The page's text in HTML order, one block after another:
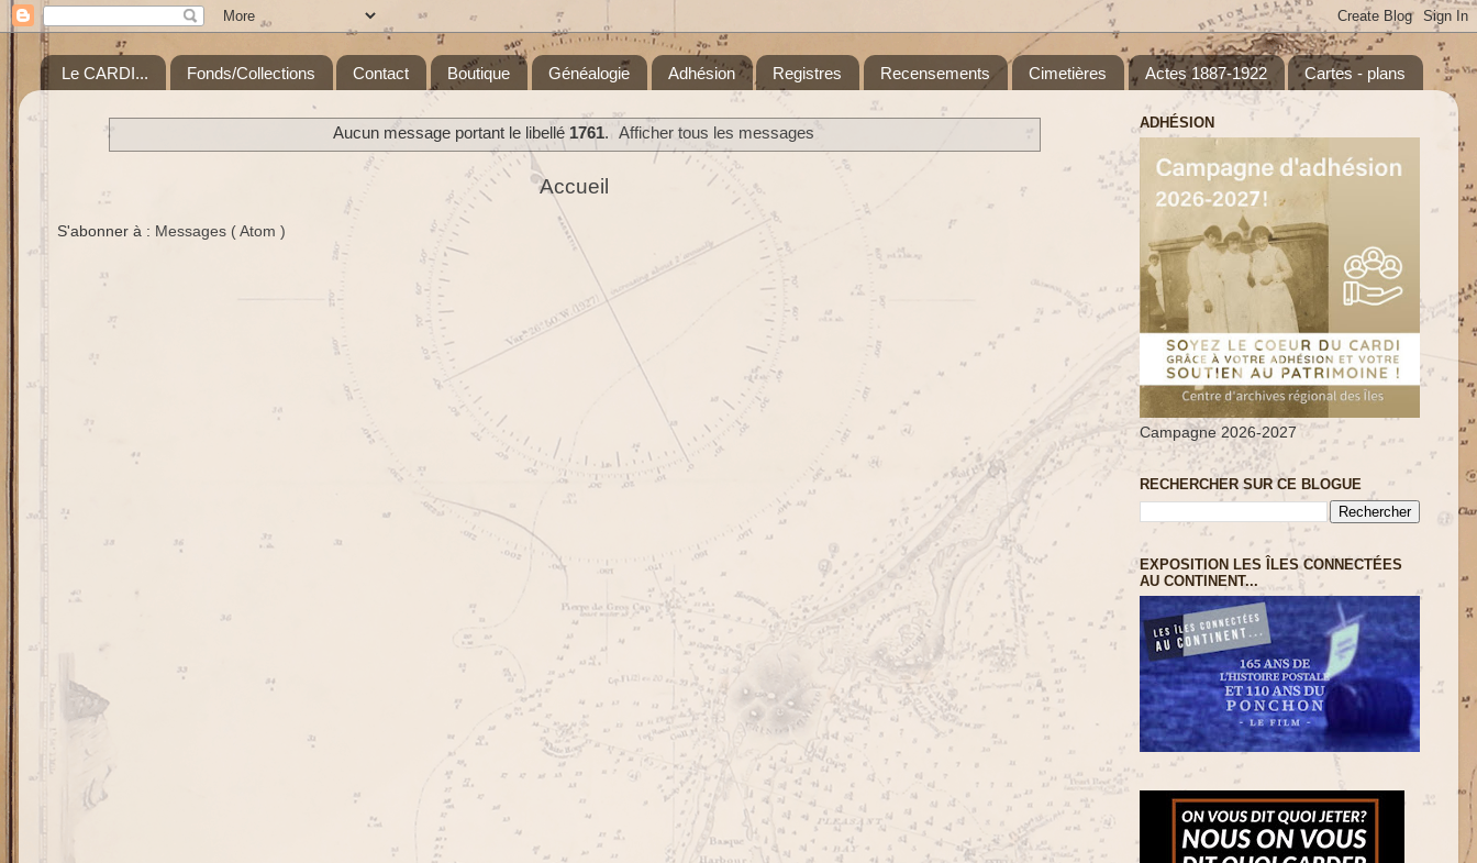
Le CARDI... Fonds/Collections Contact Boutique Généalogie Adhésion Registres Recensements Cimetières Actes 1887-1922 Cartes - plans
Aucun message portant le libellé 1761. Afficher tous les messages
Accueil
S'abonner à : Messages ( Atom )
ADHÉSION
Campagne 2026-2027
RECHERCHER SUR CE BLOGUE
EXPOSITION LES ÎLES CONNECTÉES
AU CONTINENT...